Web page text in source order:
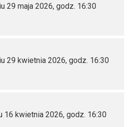
29 maja 2026, godz. 16:30
29 kwietnia 2026, godz. 16:30
16 kwietnia 2026, godz. 16:30